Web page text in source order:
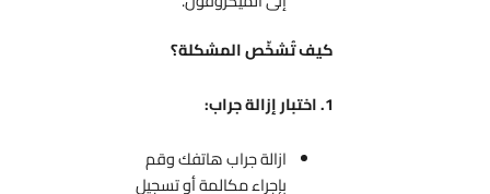
كيف تُشخّص المشكلة؟
ازالة جراب هاتفك وقم
بإجراء مكالمة أو تسجيل